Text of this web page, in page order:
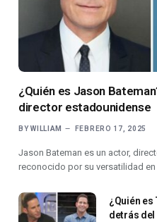
¿Quién es Jason
director estadounidense
BY WILLIAM FEBRERO 17, 2025
Jason Bateman es un actor,
reconocido por su versatilidad
¿Quién
detrás del